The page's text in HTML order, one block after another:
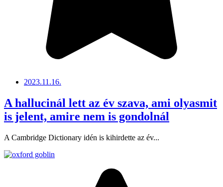
2023.11.16.
A hallucinál lett az év szava, ami olyasmit
is jelent, amire nem is gondolnál
A Cambridge Dictionary idén is kihirdette az év...